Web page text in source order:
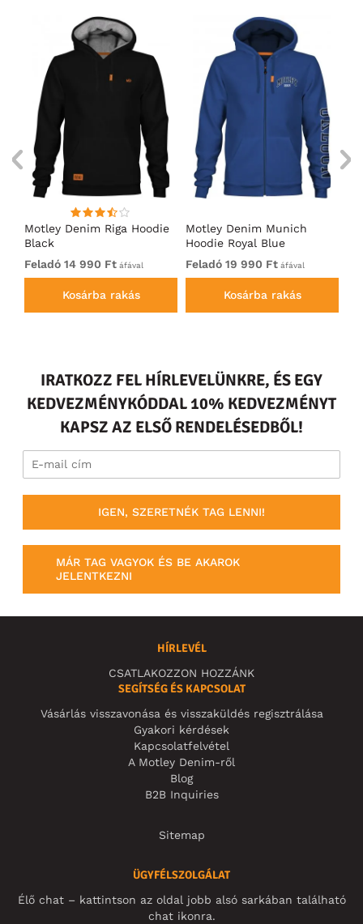
Motley Denim Riga Hoodie
Black
Feladó 14 990 Ft áfával
Kosárba rakás
Motley Denim Munich
Hoodie Royal Blue
Feladó 19 990 Ft áfával
Kosárba rakás
IRATKOZZ FEL HÍRLEVELÜNKRE, ÉS EGY
KEDVEZMÉNYKÓDDAL 10% KEDVEZMÉNYT
KAPSZ AZ ELSŐ RENDELÉSEDBŐL!
IGEN, SZERETNÉK TAG LENNI!
MÁR TAG VAGYOK ÉS BE AKAROK
JELENTKEZNI
HÍRLEVÉL
CSATLAKOZZON HOZZÁNK
SEGÍTSÉG ÉS KAPCSOLAT
Vásárlás visszavonása és visszaküldés regisztrálása
Gyakori kérdések
Kapcsolatfelvétel
A Motley Denim-ről
Blog
B2B Inquiries
Sitemap
ÜGYFÉLSZOLGÁLAT
Élő chat – kattintson az oldal jobb alsó sarkában található
chat ikonra.